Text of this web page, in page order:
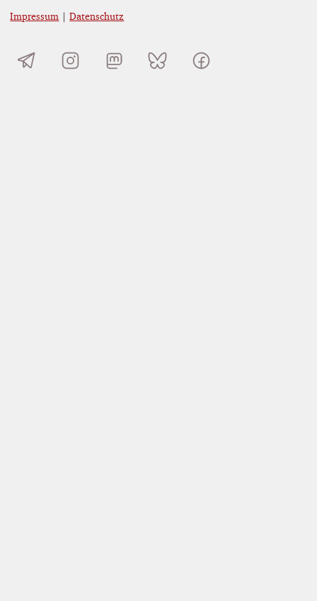
Impressum |Datenschutz